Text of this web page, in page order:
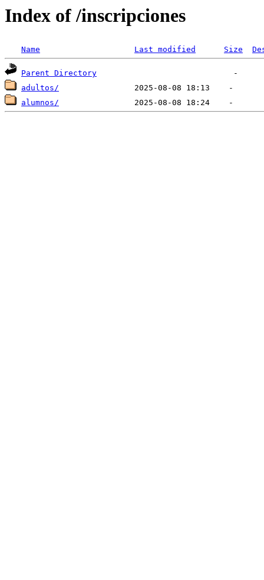
Index of /inscripciones
Name Last modified Size
Parent Directory
adultos/
alumnos/